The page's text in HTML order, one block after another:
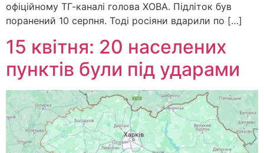
офіційному ТГ-каналі голова ХОВА. Підліток був
поранений 10 серпня. Тоді росіяни вдарили по […]
15 квітня: 20 населених
пунктів були під ударами